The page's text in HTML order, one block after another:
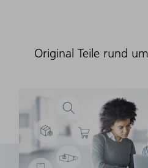
Original Teile rund